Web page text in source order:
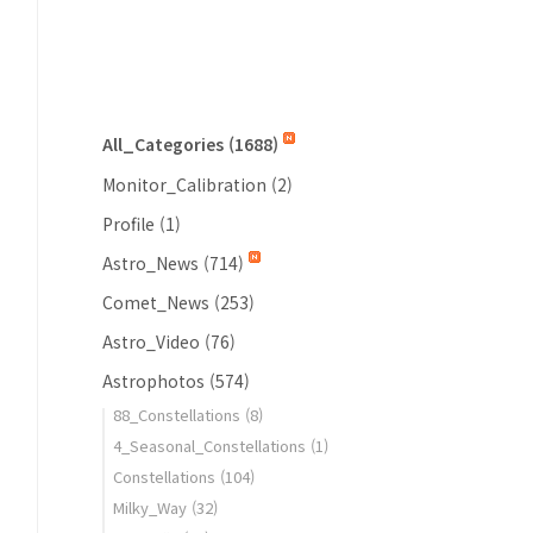
All_Categories (1688)
Monitor_Calibration (2)
Profile (1)
Astro_News (714)
Comet_News (253)
Astro_Video (76)
Astrophotos (574)
88_Constellations (8)
4_Seasonal_Constellations (1)
Constellations (104)
Milky_Way (32)